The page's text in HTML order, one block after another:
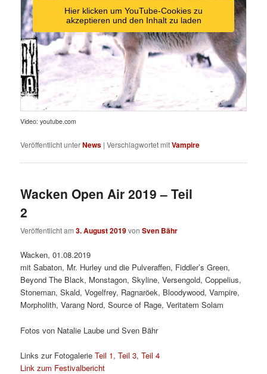
Hier klicken um YouTube-Cookies zu
akzeptieren und den Inhalt zu laden
Video: youtube.com
Veröffentlicht unterNews |Verschlagwortet mitVampire
Wacken Open Air 2019 – Teil
2
Veröffentlicht am3. August 2019vonSven Bähr
Wacken, 01.08.2019
mit Sabaton, Mr. Hurley und die Pulveraffen, Fiddler’s Green,
Beyond The Black, Monstagon, Skyline, Versengold, Coppelius,
Stoneman, Skald, Vogelfrey, Ragnaröek, Bloodywood, Vampire,
Morpholith, Varang Nord, Source of Rage, Veritatem Solam
Fotos von Natalie Laube und Sven Bähr
Links zur FotogalerieTeil 1,Teil 3,Teil 4
Link zum Festivalbericht